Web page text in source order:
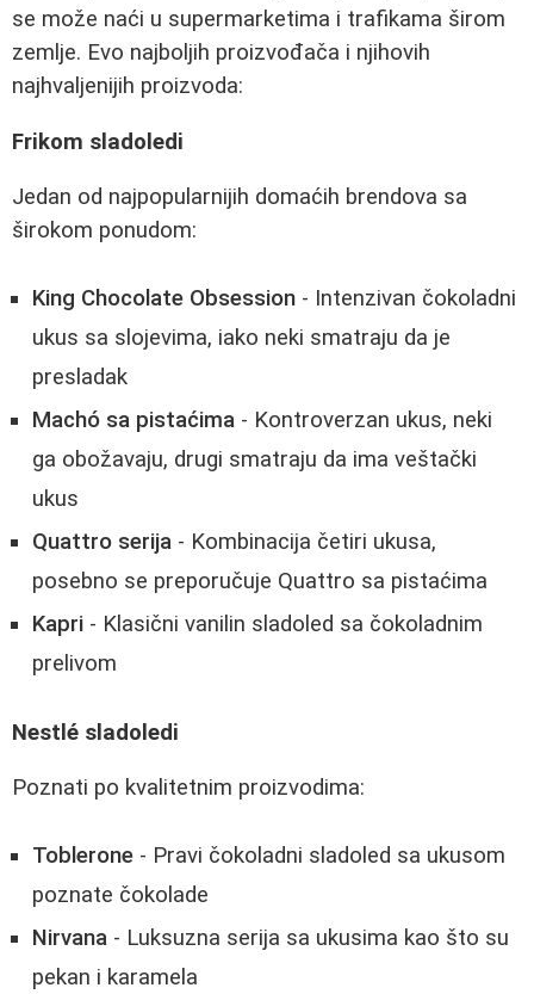
se može naći u supermarketima i trafikama širom
zemlje. Evo najboljih proizvođača i njihovih
najhvaljenijih proizvoda:
Frikom sladoledi
Jedan od najpopularnijih domaćih brendova sa
širokom ponudom:
King Chocolate Obsession - Intenzivan čokoladni
ukus sa slojevima, iako neki smatraju da je
presladak
Machó sa pistaćima - Kontroverzan ukus, neki
ga obožavaju, drugi smatraju da ima veštački
ukus
Quattro serija - Kombinacija četiri ukusa,
posebno se preporučuje Quattro sa pistaćima
Kapri - Klasični vanilin sladoled sa čokoladnim
prelivom
Nestlé sladoledi
Poznati po kvalitetnim proizvodima:
Toblerone - Pravi čokoladni sladoled sa ukusom
poznate čokolade
Nirvana - Luksuzna serija sa ukusima kao što su
pekan i karamela